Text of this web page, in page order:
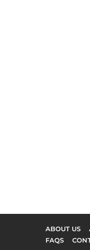
ABOUT US
FAQS